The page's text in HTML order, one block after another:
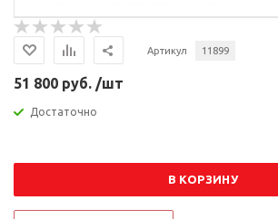
Артикул 11899
51 800 руб. /шт
Достаточно
В КОРЗИНУ